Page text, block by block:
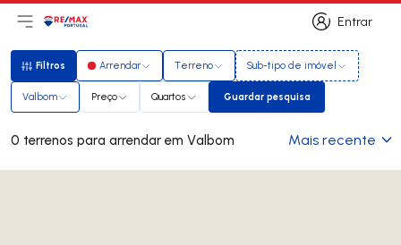
Entrar
Entrar
Abri menu principal
LogoIr para página inicial
Filtros
Filtros Arrendar Terreno Sub-tipo de imóvel
Valbom Preço Quartos Guardar pesquisa
Guardar pesquisa
0 terrenos para arrendar em Valbom Mais recente